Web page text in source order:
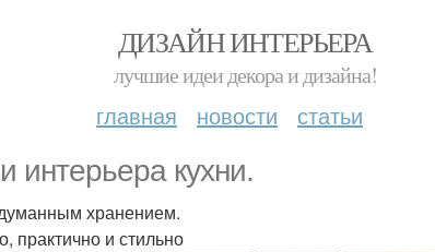
ДИЗАЙН ИНТЕРЬЕРА
лучшие идеи декора и дизайна!
главная новости статьи
интерьера кухни.
хранением.
практично и стильно